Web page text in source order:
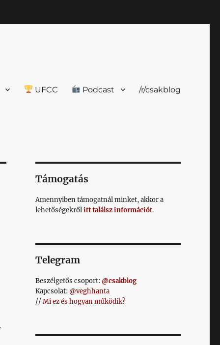
UFCC Podcast /r/csakblog
Támogatás
Amennyiben támogatnál minket, akkor a
lehetőségekrőlitt találsz információt.
Telegram
Beszélgetős csoport: @csakblog
Kapcsolat: @veghhanta
// Mi ez és hogyan működik?